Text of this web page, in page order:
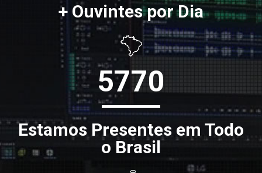
+ Ouvintes por Dia
5770
Estamos Presentes em Todo
o Brasil